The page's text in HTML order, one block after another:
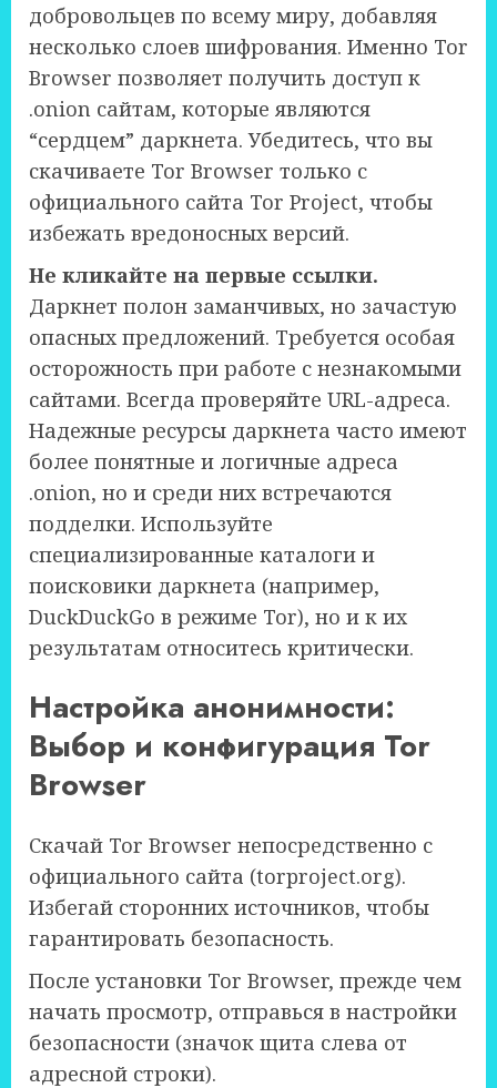
добровольцев по всему миру, добавляя
несколько слоев шифрования. Именно Tor
Browser позволяет получить доступ к
.onion сайтам, которые являются
“сердцем” даркнета. Убедитесь, что вы
скачиваете Tor Browser только с
официального сайта Tor Project, чтобы
избежать вредоносных версий.
Не кликайте на первые ссылки.
Даркнет полон заманчивых, но зачастую
опасных предложений. Требуется особая
осторожность при работе с незнакомыми
сайтами. Всегда проверяйте URL-адреса.
Надежные ресурсы даркнета часто имеют
более понятные и логичные адреса
.onion, но и среди них встречаются
подделки. Используйте
специализированные каталоги и
поисковики даркнета (например,
DuckDuckGo в режиме Tor), но и к их
результатам относитесь критически.
Настройка анонимности:
Выбор и конфигурация Tor
Browser
Скачай Tor Browser непосредственно с
официального сайта (torproject.org).
Избегай сторонних источников, чтобы
гарантировать безопасность.
После установки Tor Browser, прежде чем
начать просмотр, отправься в настройки
безопасности (значок щита слева от
адресной строки).